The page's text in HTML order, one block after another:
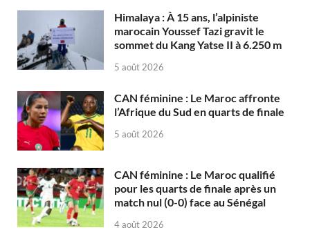
Himalaya : À 15 ans, l’alpiniste
marocain Youssef Tazi gravit le
sommet du Kang Yatse II à 6.250 m
5 août 2026
CAN féminine : Le Maroc affronte
l’Afrique du Sud en quarts de finale
5 août 2026
CAN féminine : Le Maroc qualifié
pour les quarts de finale après un
match nul (0-0) face au Sénégal
4 août 2026